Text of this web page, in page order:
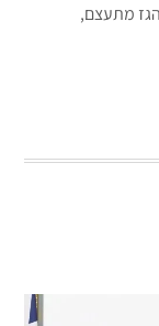
מתעצם,